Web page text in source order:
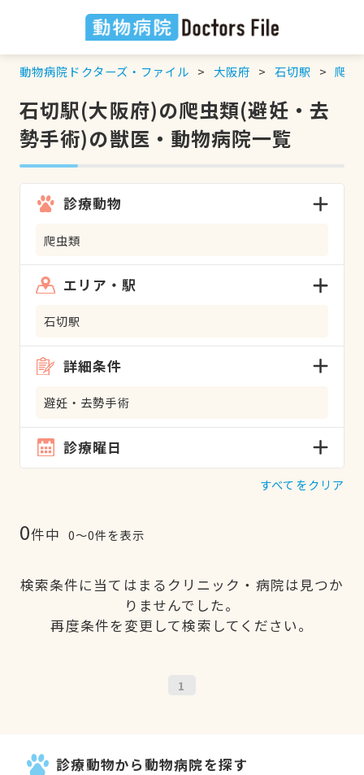
動物病院ドクターズ・ファイル 大阪府 石切駅 爬虫
石切駅(大阪府)の爬虫類(避妊・去
勢手術)の獣医・動物病院一覧
診療動物
爬虫類
エリア・駅
石切駅
詳細条件
避妊・去勢手術
診療曜日
すべてをクリア
0件中 0〜0件を表示
検索条件に当てはまるクリニック・病院は見つか
りませんでした。
再度条件を変更して検索してください。
1
診療動物から動物病院を探す